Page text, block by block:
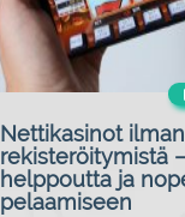
Nettikasinot ilman
rekisteröitymistä –
helppoutta ja
pelaamiseen